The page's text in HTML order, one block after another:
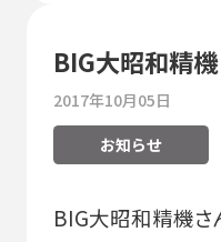
BIG大昭和精
2017年10月05日
お知らせ
BIG大昭和精機